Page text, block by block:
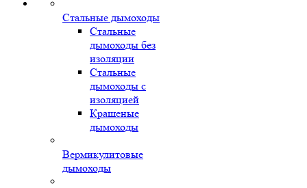
Стальные дымоходы
Стальные
дымоходы без
изоляции
Стальные
дымоходы с
изоляцией
Крашеные
дымоходы
Вермикулитовые
дымоходы